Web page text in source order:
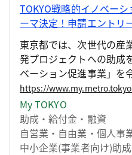
TOKYO戦略的イノベー
ーマ決定！申請エントリ
東京都では、次世代の産
発プロジェクトへの助成
ベーション促進事業」を
ます。 具体的には、「
指す東京の姿を実現する
課題と技術・製品開発動
ョンマップ」を策定し、
テーマに沿って都内中小
My TOKYO
助成・給付金・融資
自営業・自由業・個人事
中小企業(事業者向け)助